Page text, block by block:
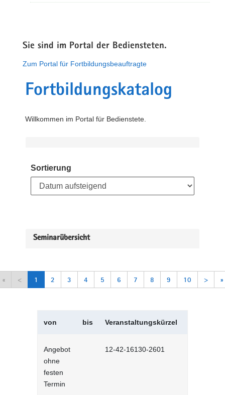
Sie sind im Portal der Bediensteten.
Zum Portal für Fortbildungsbeauftragte
Fortbildungskatalog
Willkommen im Portal für Bedienstete.
Sortierung
Seminarübersicht
« < 1 2 3 4 5 6 7 8 9 10 > »
von bis Veranstaltungskürzel
Angebot
ohne
festen
Termin
12-42-16130-2601